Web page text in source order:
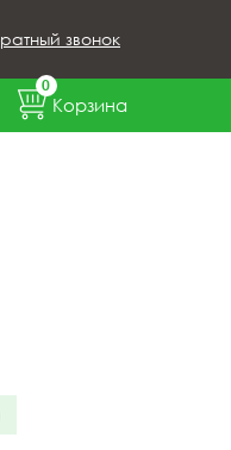
звонок
0
Корзина